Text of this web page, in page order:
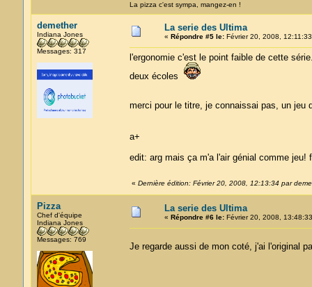
La pizza c'est sympa, mangez-en !
demether
Indiana Jones
Messages: 317
La serie des Ultima
« Répondre #5 le:Février 20, 2008,
l'ergonomie c'est le point faible de cette
deux écoles
merci pour le titre, je connaissai pas, un
a+
edit: arg mais ça m'a l'air génial comme
« Dernière édition: Février 20, 2008, 12:13:34 par
Pizza
Chef d'équipe
Indiana Jones
Messages: 769
La serie des Ultima
« Répondre #6 le:Février 20, 2008,
Je regarde aussi de mon coté, j'ai l'original